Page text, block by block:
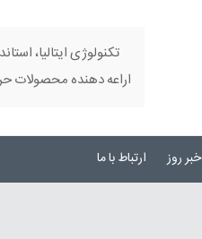
تکنولوژی ایتالیا،
اراعه دهنده محصولات
خبر روز ارتباط با ما